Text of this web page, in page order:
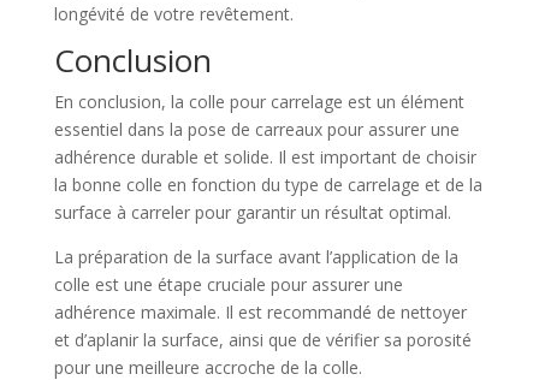
longévité de votre revêtement.
Conclusion
En conclusion, la colle pour carrelage est un élément
essentiel dans la pose de carreaux pour assurer une
adhérence durable et solide. Il est important de choisir
la bonne colle en fonction du type de carrelage et de la
surface à carreler pour garantir un résultat optimal.
La préparation de la surface avant l’application de la
colle est une étape cruciale pour assurer une
adhérence maximale. Il est recommandé de nettoyer
et d’aplanir la surface, ainsi que de vérifier sa porosité
pour une meilleure accroche de la colle.